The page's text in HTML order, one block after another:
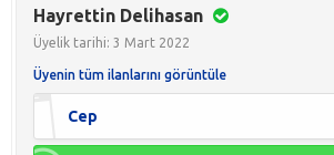
Hayrettin Delihasan
Üyelik tarihi: 3 Mart 2022
Üyenin tüm ilanlarını görüntüle
Cep